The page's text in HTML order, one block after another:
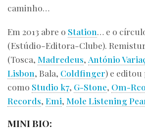
caminho…
Em 2013 abre o Station… e o
(Estúdio-Editora-Clube).
(Tosca, Madredeus, António
Lisbon, Bala, Coldfinger) e
como Studio k7, G-Stone, Om-
Records, Emi, Mole Listening
MINI BIO: